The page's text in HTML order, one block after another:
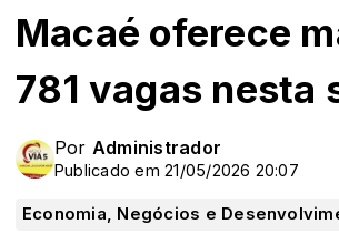
Macaé oferece
781 vagas nesta
Por Administrador
Publicado em 21/05/2026 20:07
Economia, Negócios e